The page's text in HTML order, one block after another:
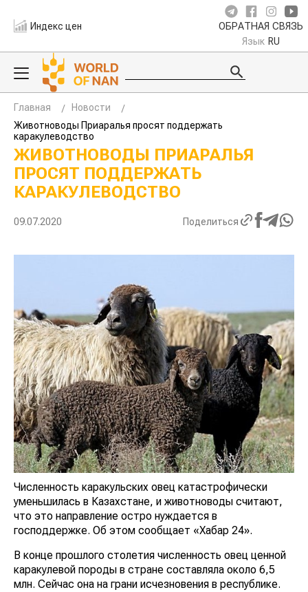
Индекс цен ОБРАТНАЯ СВЯЗЬ
Язык RU
Главная
Новости
Животноводы Приаралья просят поддержать
каракулеводство
ЖИВОТНОВОДЫ ПРИАРАЛЬЯ
ПРОСЯТ ПОДДЕРЖАТЬ
КАРАКУЛЕВОДСТВО
09.07.2020 Поделиться
Численность каракульских овец катастрофически
уменьшилась в Казахстане, и животноводы считают,
что это направление остро нуждается в
господдержке. Об этом сообщает «Хабар 24».
В конце прошлого столетия численность овец ценной
каракулевой породы в стране составляла около 6,5
млн. Сейчас она на грани исчезновения в республике.